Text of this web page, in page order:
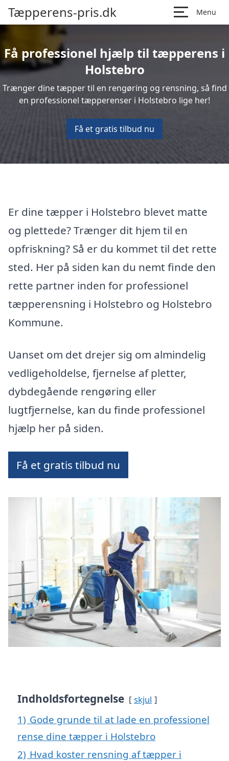
Tæpperens-pris.dk Menu
Få professionel hjælp til tæpperens i
Holstebro
Trænger dine tæpper til en rengøring og rensning, så find
en professionel tæpperenser i Holstebro lige her!
Få et gratis tilbud nu
Er dine tæpper i Holstebro blevet matte
og plettede? Trænger dit hjem til en
opfriskning? Så er du kommet til det rette
sted. Her på siden kan du nemt finde den
rette partner inden for professionel
tæpperensning i Holstebro og Holstebro
Kommune.
Uanset om det drejer sig om almindelig
vedligeholdelse, fjernelse af pletter,
dybdegående rengøring eller
lugtfjernelse, kan du finde professionel
hjælp her på siden.
Få et gratis tilbud nu
Indholdsfortegnelse skjul
1) Gode grunde til at lade en professionel
rense dine tæpper i Holstebro
2) Hvad koster rensning af tæpper i